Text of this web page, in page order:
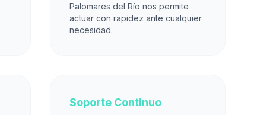
Palomares del Río nos permite
actuar con rapidez ante cualquier
necesidad.
Soporte Continuo